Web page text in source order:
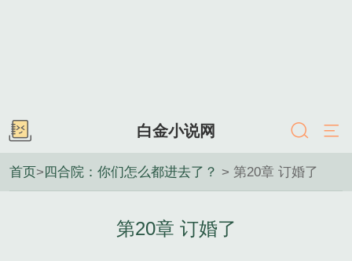
白金小说网
首页>四合院：你们怎么都进去了？ > 第20章 订婚了
第20章 订婚了